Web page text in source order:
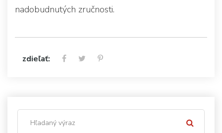
nadobudnutých zručnosti.
zdieľať: